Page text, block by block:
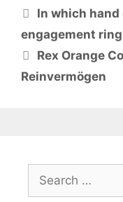
In which
engagement
Rex Orange
Reinvermögen
Search
for: